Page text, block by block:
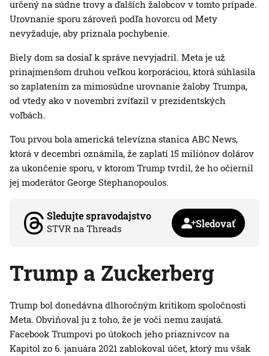
určený na súdne trovy a ďalších žalobcov v tomto prípade.
Urovnanie sporu zároveň podľa hovorcu od Mety
nevyžaduje, aby priznala pochybenie.
Biely dom sa dosiaľ k správe nevyjadril. Meta je už
prinajmenšom druhou veľkou korporáciou, ktorá súhlasila
so zaplatením za mimosúdne urovnanie žaloby Trumpa,
od vtedy ako v novembri zvíťazil v prezidentských
voľbách.
Tou prvou bola americká televízna stanica ABC News,
ktorá v decembri oznámila, že zaplatí 15 miliónov dolárov
za ukončenie sporu, v ktorom Trump tvrdil, že ho očiernil
jej moderátor George Stephanopoulos.
Sledujte spravodajstvo
STVR na Threads Sledovať
Trump a Zuckerberg
Trump bol donedávna dlhoročným kritikom spoločnosti
Meta. Obviňoval ju z toho, že je voči nemu zaujatá.
Facebook Trumpovi po útokoch jeho priaznivcov na
Kapitol zo 6. januára 2021 zablokoval účet, ktorý mu však